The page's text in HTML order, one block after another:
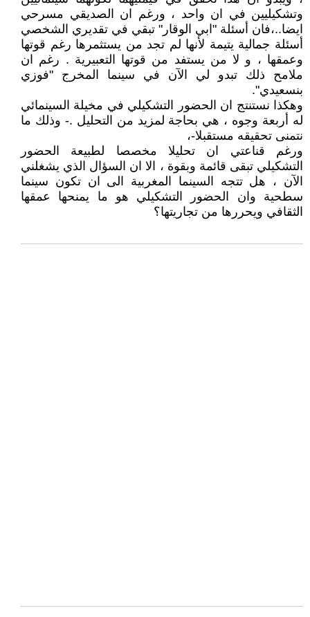
وتشكيليين في ان واحد ، ورغم ان الصديقي مسرحي
ايضا..،فان أسئلة "ابي الوقار" تبقي في تقديري الشخصي
أسئلة جمالية يتيمة لأنها لم تجد من يستثمرها رغم قوتها
وعمقها ، و لا من يستفد من قوتها التعبيرية . رغم ان
ملامح ذلك تبدو لي الآن في سينما المخرج "فوزي
بنسعيدي".
وهكذا نستنتج ان الحضور التشكيلي في مخيلة السينمائي
له أربعة وجوه ، هي بحاجة لمزيد من التحليل .- وذلك ما
نتمنى تحقيقه مستقبلا-،
ورغم قناعتي ان تحليلا مخصصا لطبيعة الحضور
التشكيلي تبقى قائمة وبقوة ، الا ان السؤال الذي يشغلني
الآن ، هل تتجه السينما المغربية الى ان تكون سينما
سطحية وان الحضور التشكيلي هو ما يمنحها عمقها
الثقافي ويحررها من تجاريتها؟